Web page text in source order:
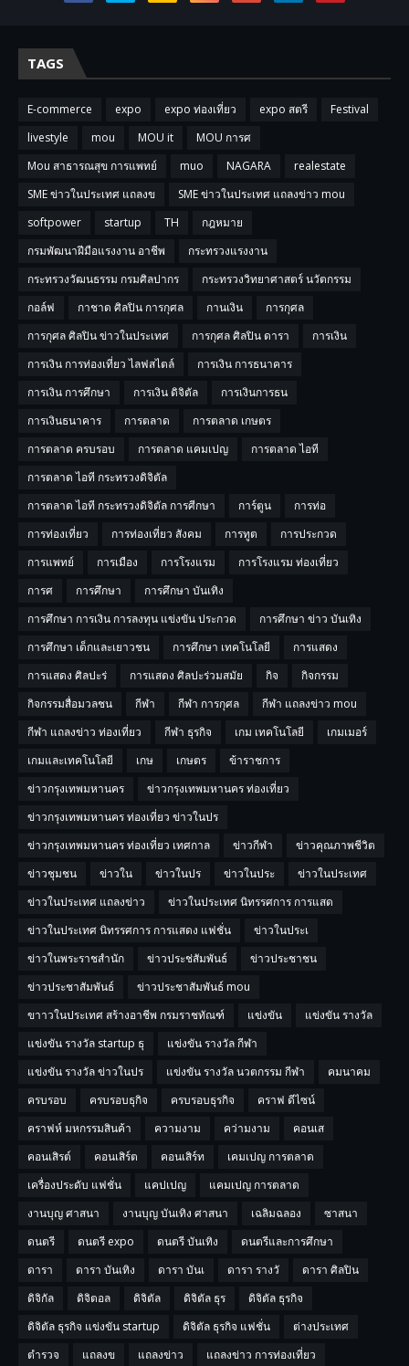
TAGS
E-commerce expo expo ท่องเที่ยว expo สตรี
Festival
livestyle
mou MOU it
MOU การศ
Mou สาธารณสุข การแพทย์
muo NAGARA
realestate
SME ข่าวในประเทศ แถลงข
SME ข่าวในประเทศ แถลงข่าว mou
softpower
startup TH
กฎหมาย
กรมพัฒนาฝีมือแรงงาน อาชีพ
กระทรวงแรงงาน
กระทรวงวัฒนธรรม กรมศิลปากร
กระทรวงวิทยาศาสตร์ นวัตกรรม
กอล์ฟ
กาชาด ศิลปิน การกุศล กานเงิน
การกุศล
การกุศล ศิลปิน ข่าวในประเทศ
การกุศล ศิลปิน ดารา
การเงิน
การเงิน การท่องเที่ยว ไลฟสไตล์
การเงิน การธนาคาร
การเงิน การศึกษา
การเงิน ดิจิตัล
การเงินการธน
การเงินธนาคาร
การตลาด
การตลาด เกษตร
การตลาด ครบรอบ
การตลาด แคมเปญ
การตลาด ไอที
การตลาด ไอที กระทรวงดิจิตัล
การตลาด ไอที กระทรวงดิจิตัล การศีกษา
การ์ตูน
การท่อ
การท่องเที่ยว
การท่องเที่ยว สังคม การทูต
การประกวด
การแพทย์
การเมือง การโรงแรม
การโรงแรม ท่องเที่ยว
การศ
การศึกษา
การศึกษา บันเทิง
การศึกษา การเงิน การลงทุน แข่งขัน ประกวด
การศึกษา ข่าว บันเทิง
การศึกษา เด็กและเยาวชน
การศึกษา เทคโนโลยี
การแสดง
การแสดง ศิลปะร่
การแสดง ศิลปะร่วมสมัย กิจ
กิจกรรม
กิจกรรมสื่อมวลชน
กีฬา กีฬา การกุศล
กีฬา แถลงข่าว mou
กีฬา แถลงข่าว ท่องเที่ยว
กีฬา ธุรกิจ เกม เทคโนโลยี
เกมเมอร์
เกมและเทคโนโลยี
เกษ เกษตร
ข้าราชการ
ข่าวกรุงเทพมหานคร
ข่าวกรุงเทพมหานคร ท่องเที่ยว
ข่าวกรุงเทพมหานคร ท่องเที่ยว ข่าวในปร
ข่าวกรุงเทพมหานคร ท่องเที่ยว เทศกาล
ข่าวกีฬา
ข่าวคุณภาพชีวิต
ข่าวชุมชน
ข่าวใน ข่าวในปร ข่าวในประ
ข่าวในประเทศ
ข่าวในประเทศ แถลงข่าว
ข่าวในประเทศ นิทรรศการ การแสด
ข่าวในประเทศ นิทรรศการ การแสดง แฟชั่น
ข่าวในประเ
ข่าวในพระราชสำนัก
ข่าวประช่สัมพันธ์
ข่าวประชาชน
ข่าวประชาสัมพันธ์
ข่าวประชาสัมพันธ์ mou
ขาาวในประเทศ สร้างอาชีพ กรมราชทัณฑ์
แข่งขัน
แข่งขัน รางวัล
แข่งขัน รางวัล startup ธุ
แข่งขัน รางวัล กีฬา
แข่งขัน รางวัล ข่าวในปร
แข่งขัน รางวัล นวตกรรม กีฬา
คมนาคม
ครบรอบ
ครบรอบธุกิจ ครบรอบธุรกิจ
คราฟ ดีไซน์
คราฟห์ มหกรรมสินค้า
ความงาม คว่ามงาม
คอนเส
คอนเสิรต์
คอนเสิร์ต คอนเสิร์ท
เคมเปญ การตลาด
เครื่องประดับ แฟชั่น
แคปเปญ
แคมเปญ การตลาด
งานบุญ ศาสนา
งานบุญ บันเทิง ศาสนา เฉลิมฉลอง
ซาสนา
ดนตรี
ดนตรี expo ดนตรี บันเทิง
ดนตรีและการศึกษา
ดารา
ดารา บันเทิง ดารา บันเ ดารา รางวั
ดารา ศิลปิน
ดิจิกัล
ดิจิตอล ดิจิตัล ดิจิตัล ธุร
ดิจิตัล ธุรกิจ
ดิจิตัล ธุรกิจ แข่งขัน startup
ดิจิตัล ธุรกิจ แฟชั่น
ต่างประเทศ
ตำรวจ
แถลงข แถลงข่าว แถลงข่าว การท่องเที่ยว